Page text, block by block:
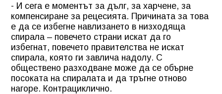
- И сега е моментът за дълг, за харчене, за
компенсиране за рецесията. Причината за това
е да се избегне навлизането в низходяща
спирала – повечето страни искат да го
избегнат, повечето правителства не искат
спирала, която ги завлича надолу. С
обществено разходване може да се обърне
посоката на спиралата и да тръгне отново
нагоре. Контрациклично.